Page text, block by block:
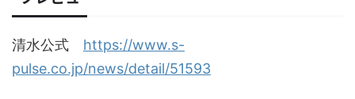
清水公式 https://www.s-
pulse.co.jp/news/detail/51593